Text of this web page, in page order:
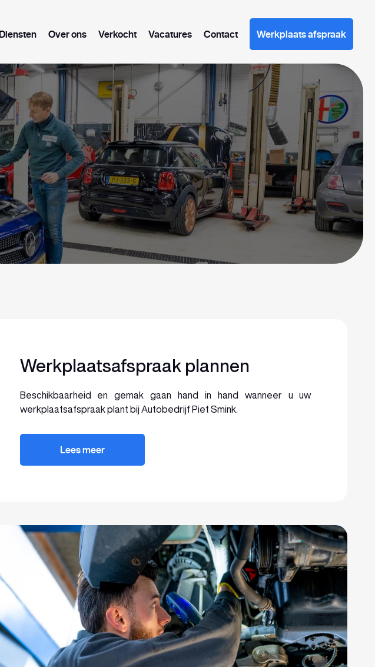
Diensten Over ons Verkocht Vacatures Contact Werkplaats afspraak
Werkplaatsafspraak plannen
Beschikbaarheid en gemak gaan hand in hand wanneer u uw
werkplaatsafspraak plant bij Autobedrijf Piet Smink.
Lees meer